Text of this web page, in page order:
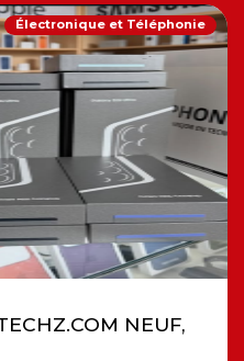
Électronique et Téléphonie
NEUF,